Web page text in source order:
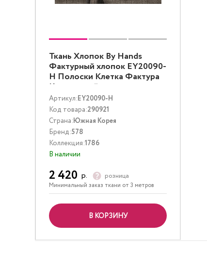
Ткань Хлопок By Hands
Фактурный хлопок EY20090-
H Полоски Клетка Фактура
Коричневый
Артикул:EY20090-H
Код товара:290921
Страна:Южная Корея
Бренд:578
Коллекция:1786
В наличии
2 420 р. розница
Минимальный заказ ткани от 3 метров
В КОРЗИНУ